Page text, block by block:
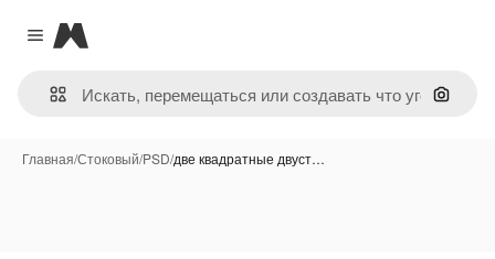
Close menu
Magnific
Поиск
Главная/Стоковый/PSD/две квадратные двуст…